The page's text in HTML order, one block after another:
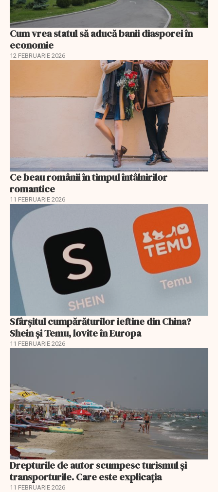
Cum vrea statul să aducă banii diasporei în
economie
12 FEBRUARIE 2026
Ce beau românii în timpul întâlnirilor
romantice
11 FEBRUARIE 2026
Sfârșitul cumpărăturilor ieftine din China?
Shein și Temu, lovite în Europa
11 FEBRUARIE 2026
Drepturile de autor scumpesc turismul și
transporturile. Care este explicația
11 FEBRUARIE 2026